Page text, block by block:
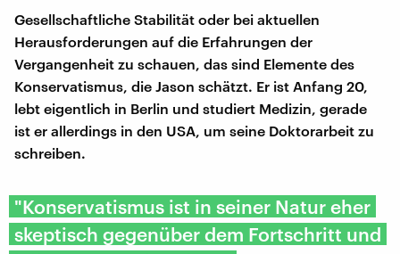
Gesellschaftliche Stabilität oder bei aktuellen
Herausforderungen auf die Erfahrungen der
Vergangenheit zu schauen, das sind Elemente des
Konservatismus, die Jason schätzt. Er ist Anfang 20,
lebt eigentlich in Berlin und studiert Medizin, gerade
ist er allerdings in den USA, um seine Doktorarbeit zu
schreiben.
"Konservatismus ist in seiner Natur eher
skeptisch gegenüber dem Fortschritt und